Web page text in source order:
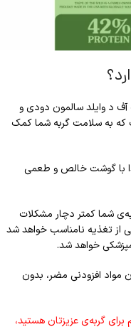
د وایلد سالمون دودی و
که به سلامت گربه شما کمک
با گوشت خالص و طعمی
شما کمتر دچار مشکلات
از تغذیه نامناسب خواهد شد
خواهد شد.
افزودنی مضر، بدون
گربه‌ی عزیزتان هستید،